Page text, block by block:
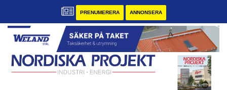
PRENUMERERA ANNONSERA